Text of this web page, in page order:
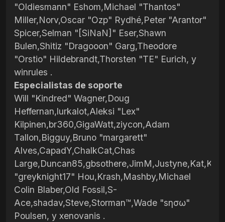
"Oldiesmann" Eshom,Michael "Thantos"
Miller,Norv,Oscar "Ozp" Rydhé,Peter "Arantor"
Spicer,Selman "[SiNaN]" Eser,Shawn
Bulen,Shitiz "Dragooon" Garg,Theodore
"Orstio" Hildebrandt,Thorsten "TE" Eurich, y
winrules .
Especialistas de soporte
Will "Kindred" Wagner,Doug
Heffernan,lurkalot,Aleksi "Lex"
Kilpinen,br360,GigaWatt,ziycon,Adam
Tallon,Bigguy,Bruno "margarett"
Alves,CapadY,ChalkCat,Chas
"greyknight17" Hou,Krash,Mashby,Michael
Colin Blaber,Old Fossil,S-
Ace,shadav,Steve,Storman™,Wade "sησω"
Poulsen, y xenovanis .